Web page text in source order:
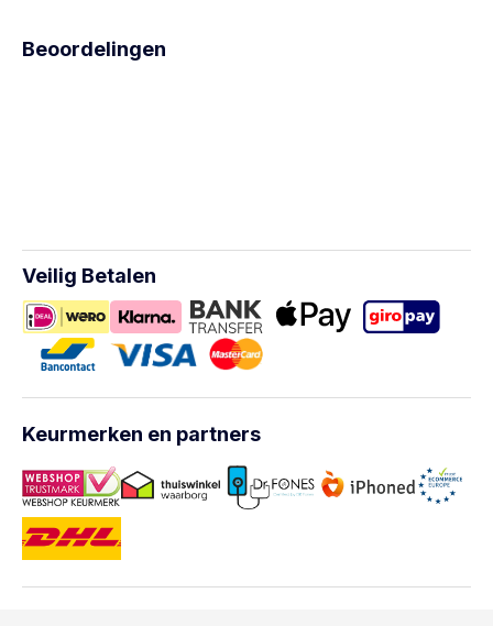
Beoordelingen
Veilig Betalen
Keurmerken en partners